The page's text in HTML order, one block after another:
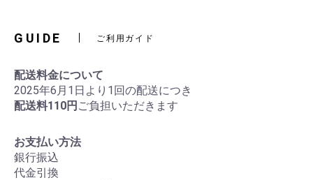
GUIDE ご利用ガイド
配送料金について
2025年6月1日より1回の配送につき
配送料110円 ご負担いただきます
お支払い方法
銀行振込
代金引換